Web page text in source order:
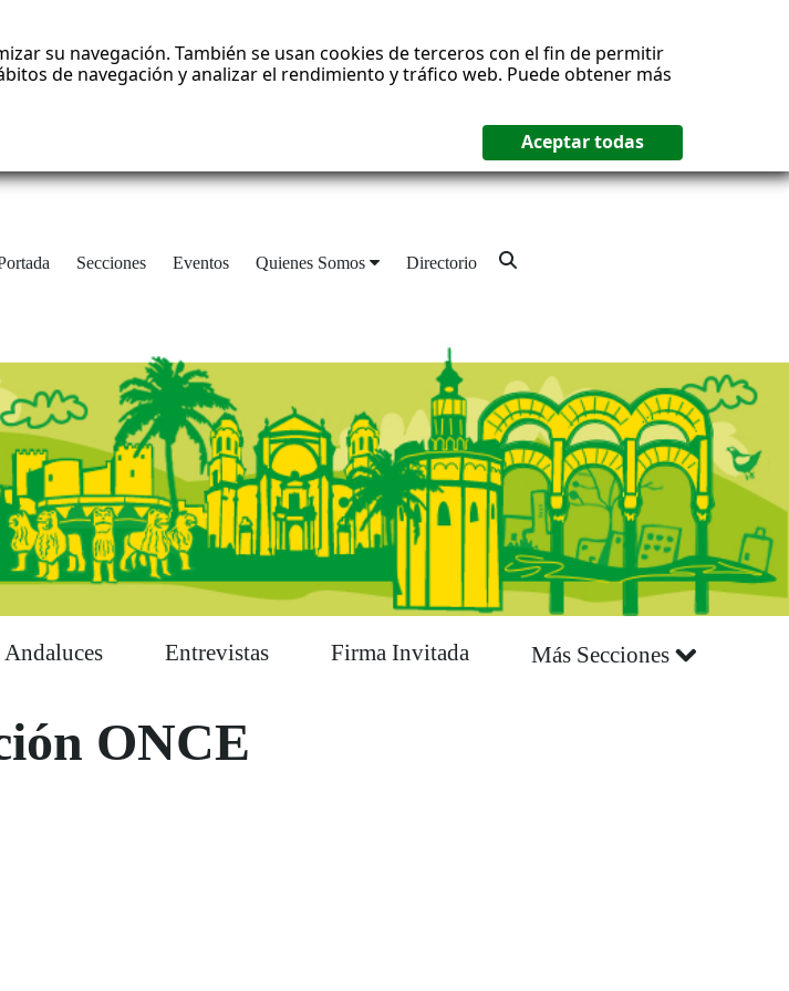
su navegación. También se usan cookies de terceros con el fin de permitir
de navegación y analizar el rendimiento y tráfico web. Puede obtener más
Secciones Eventos Quienes Somos Directorio
Entrevistas Firma Invitada Más Secciones
ONCE